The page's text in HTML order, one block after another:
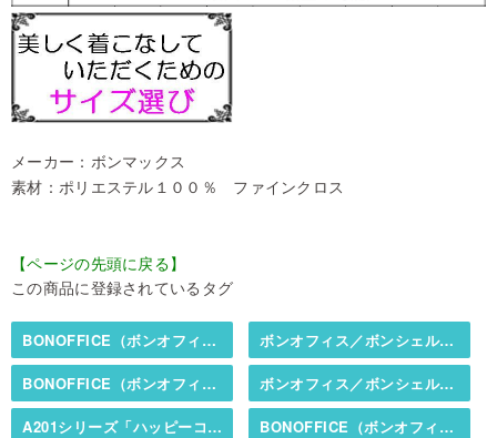
メーカー：ボンマックス
素材：ポリエステル１００％ ファインクロス
【ページの先頭に戻る】
この商品に登録されているタグ
BONOFFICE（ボンオフィス）／BONCIERGE（ボンシェルジュ） ボンオフィス／ボンシェルジュ春夏カタログ掲載商品
BONOFFICE（ボンオフィス）／BONCIERGE（ボンシェルジュ） ボンオフィス／ボンシェルジュ春夏カタログ掲載商品
A201シリーズ「ハッピーコーデ」（オールシーズン・抗菌裏地・2WAYストレッチ） BONOFFICE（ボンオフィス）／BONCIERGE（ボンシェルジュ）